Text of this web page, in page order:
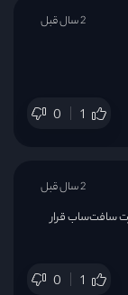
0 1
2 سال قبل
سافت‌ساب قرار
0 1
2 سال قبل